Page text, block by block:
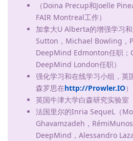
（Doina Precup和Joelle
FAIR Montreal工作）
加拿大U Alberta的增强学习
Sutton，Michael Bowling，
DeepMind Edmonton任职；
DeepMind London任职）
强化学习和在线学习小组，英
森罗思在http://Prowler.IO）
英国牛津大学白森研究实验室
法国里尔的Inria SequeL（
Ghavamzadeh，
DeepMind，Alessandro